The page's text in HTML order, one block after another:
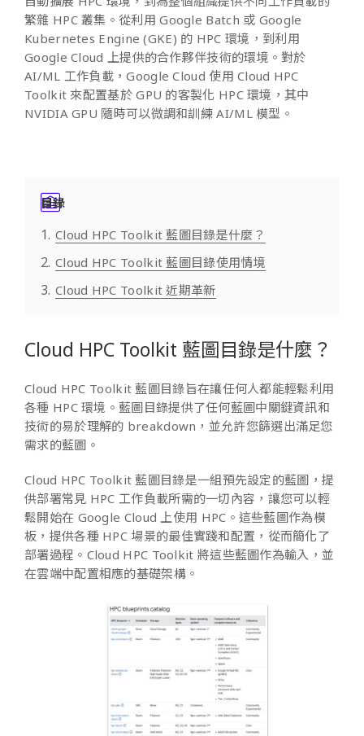
繁雜 HPC 叢集。從利用 Google Batch 或 Google
Kubernetes Engine (GKE) 的 HPC 環境，到利用
Google Cloud 上提供的合作夥伴技術的環境。對於
AI/ML 工作負載，Google Cloud 使用 Cloud HPC
Toolkit 來配置基於 GPU 的客製化 HPC 環境，其中
NVIDIA GPU 隨時可以微調和訓練 AI/ML 模型。
目錄
Cloud HPC Toolkit 藍圖目錄是什麼？
Cloud HPC Toolkit 藍圖目錄使用情境
Cloud HPC Toolkit 近期革新
Cloud HPC Toolkit 藍圖目錄是什麼？
Cloud HPC Toolkit 藍圖目錄旨在讓任何人都能輕鬆利用
各種 HPC 環境。藍圖目錄提供了任何藍圖中關鍵資訊和
技術的易於理解的 breakdown，並允許您篩選出滿足您
需求的藍圖。
Cloud HPC Toolkit 藍圖目錄是一組預先設定的藍圖，提
供部署常見 HPC 工作負載所需的一切內容，讓您可以輕
鬆開始在 Google Cloud 上使用 HPC。這些藍圖作為模
板，提供各種 HPC 場景的最佳實踐和配置，從而簡化了
部署過程。Cloud HPC Toolkit 將這些藍圖作為輸入，並
在雲端中配置相應的基礎架構。